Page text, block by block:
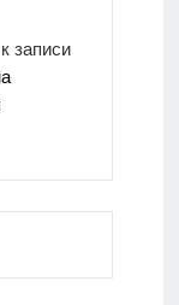
записи